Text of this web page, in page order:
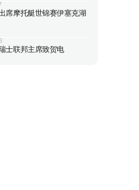
席摩托艇世锦赛伊塞克湖
士联邦主席致贺电